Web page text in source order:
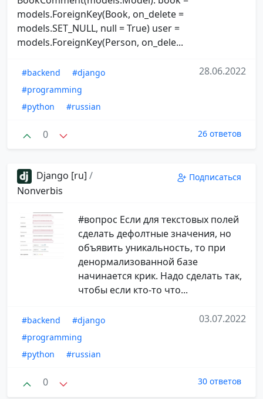
models.ForeignKey(Book, on_delete =
models.SET_NULL, null = True) user =
models.ForeignKey(Person, on_dele...
#backend
#django
#programming
#python
#russian
28.06.2022
0 26 ответов
Django [ru] /
Nonverbis
Подписаться
#вопрос Если для текстовых полей
сделать дефолтные значения, но
объявить уникальность, то при
денормализованной базе
начинается крик. Надо сделать так,
чтобы если кто-то что...
#backend
#django
#programming
#python
#russian
03.07.2022
0 30 ответов